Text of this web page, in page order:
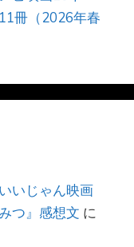
冊（2026年春
いじゃん映画
つ』感想文 に